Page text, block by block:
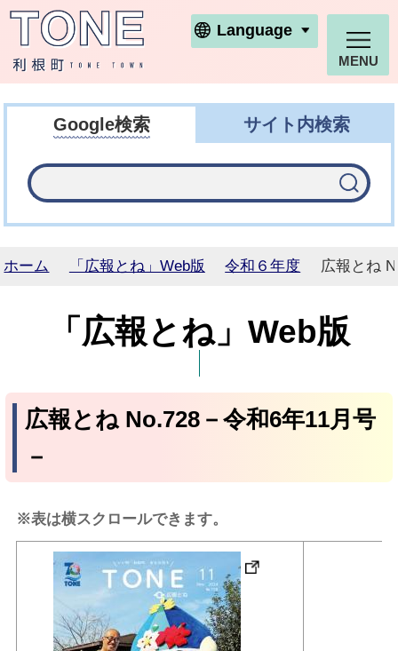
利根町ホームページ
Language
MENU
Google検索 サイト内検索
ホーム 「広報とね」Web版 令和６年度 広報とね
「広報とね」Web版
広報とね No.728－令和6年11月号
－
※表は横スクロールできます。